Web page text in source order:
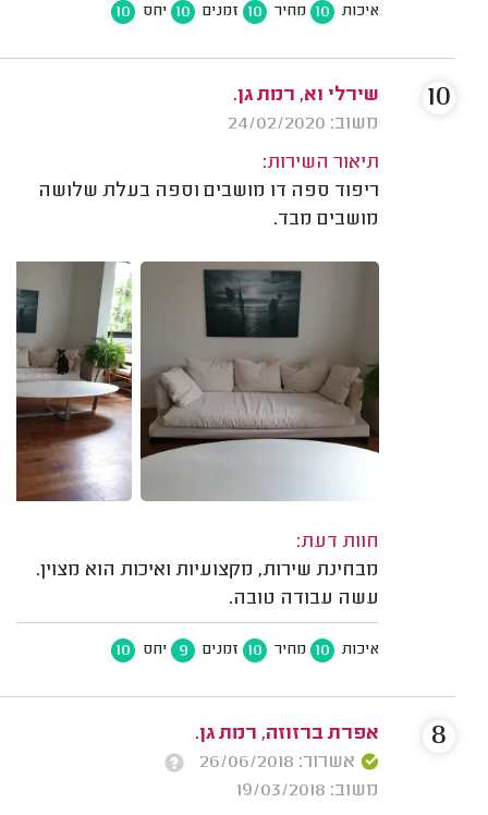
איכות 10 מחיר 10 זמנים 10 יחס 10
שירלי וא, רמת גן.
משוב: 24/02/2020
תיאור השירות:
ריפוד ספה דו מושבים וספה בעלת שלושה
מושבים מבד.
חוות דעת:
מבחינת שירות, מקצועיות ואיכות הוא מצוין.
עשה עבודה טובה.
איכות 10 מחיר 10 זמנים 9 יחס 10
10
אפרת ברזוזה, רמת גן.
אשרור: 26/06/2018
משוב: 19/03/2018
8